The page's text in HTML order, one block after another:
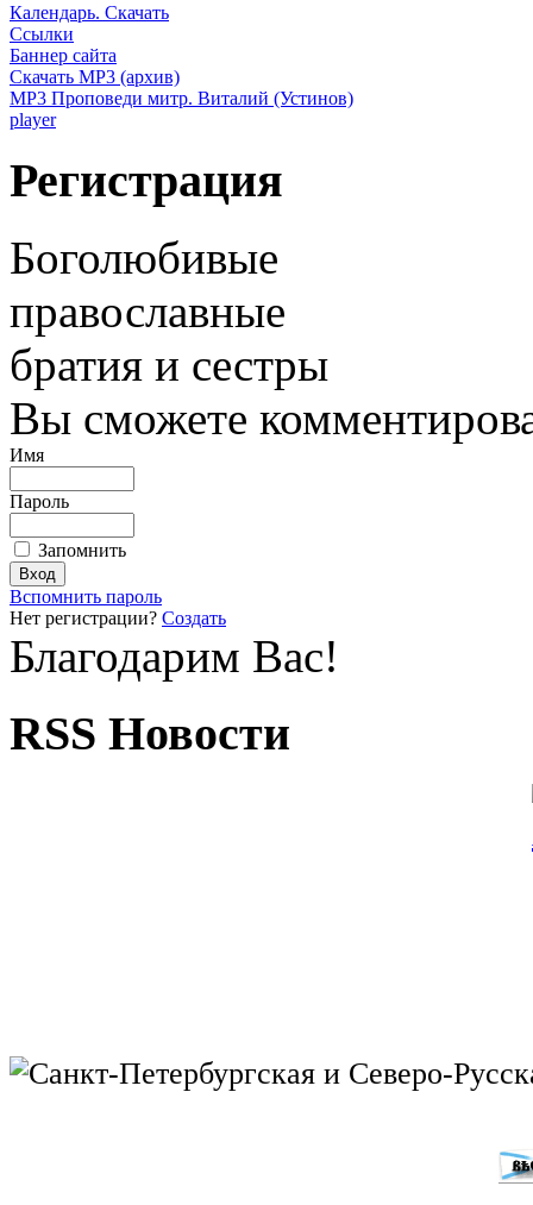
Календарь. Скачать
Ссылки
Баннер сайта
Скачать MP3 (архив)
MP3 Проповеди митр. Виталий (Устинов)
player
Регистрация
Боголюбивые
православные
братия и сестры
Вы сможете
Имя
Пароль
Запомнить
Вспомнить пароль
Нет регистрации? Создать
Благодарим Вас!
RSS Новости